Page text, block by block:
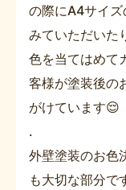
の際にA4サイ
みていただいた
色を当てはめて
客様が塗装後の
がけています😌
.
外壁塗装のお色
も大切な部分で